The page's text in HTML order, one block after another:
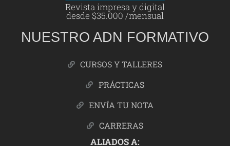
Revista impresa y digital
desde $35.000 /mensual
NUESTRO ADN FORMATIVO
CURSOS Y TALLERES
PRÁCTICAS
ENVÍA TU NOTA
CARRERAS
ALIADOS A: